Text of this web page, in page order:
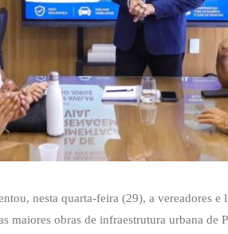
nesta quarta-feira (29), a vereadores e
maiores obras de infraestrutura urbana de